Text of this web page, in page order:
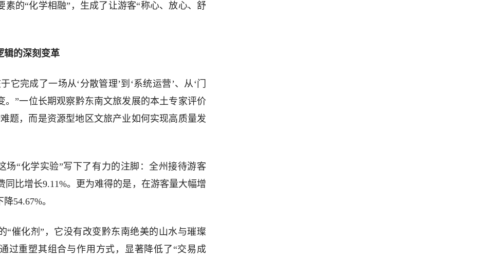
素的“化学相融”，生成了让游客“称心、放心、舒
的深刻变革
它完成了一场从‘分散管理’到‘系统运营’、从‘门
。”一位长期观察黔东南文旅发展的本土专家评价
题，而是资源型地区文旅产业如何实现高质量发
场“化学实验”写下了有力的注脚：全州接待游客
同比增长9.11%。更为难得的是，在游客量大幅增
54.67%。
“催化剂”，它没有改变黔东南绝美的山水与璀璨
过重塑其组合与作用方式，显著降低了“交易成